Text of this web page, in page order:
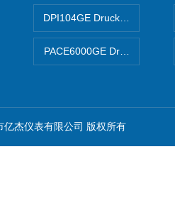
DPI104GE Druck德鲁克
PACE6000GE Druck德鲁克
杰仪表有限公司 版权所有